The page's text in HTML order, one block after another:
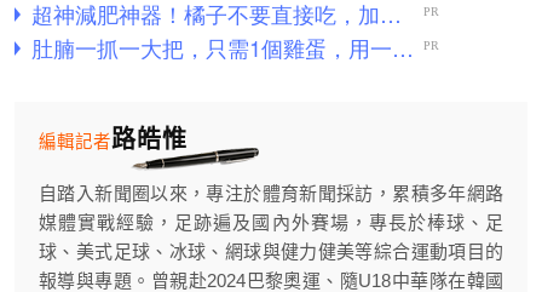
路皓惟
編輯記者
自踏入新聞圈以來，專注於體育新聞採訪，累積多年網路
媒體實戰經驗，足跡遍及國內外賽場，專長於棒球、足
球、美式足球、冰球、網球與健力健美等綜合運動項目的
報導與專題。曾親赴2024巴黎奧運、隨U18中華隊在韓國